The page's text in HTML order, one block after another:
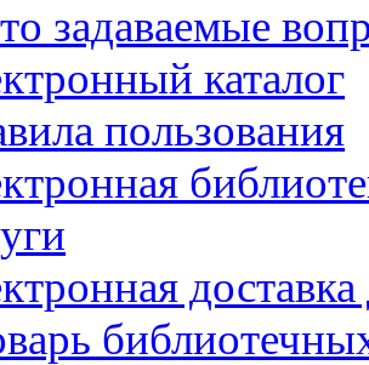
задаваемые
каталог
пользования